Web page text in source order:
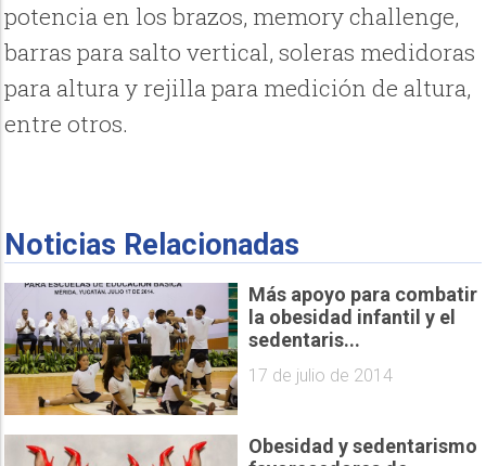
potencia en los brazos, memory challenge,
barras para salto vertical, soleras medidoras
para altura y rejilla para medición de altura,
entre otros.
Noticias Relacionadas
Más apoyo para combatir
la obesidad infantil y el
sedentaris...
17 de julio de 2014
Obesidad y sedentarismo